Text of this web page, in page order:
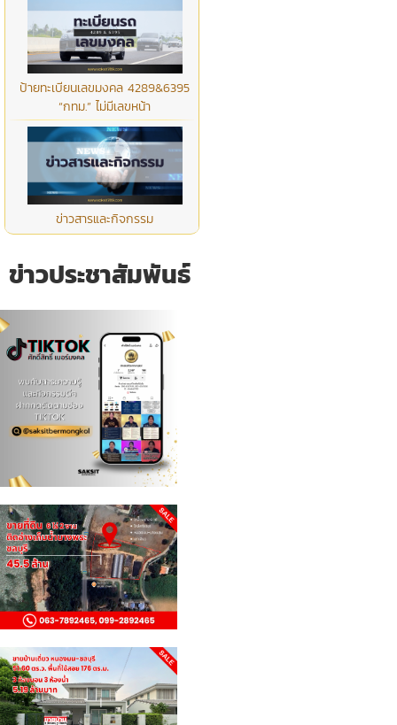
ป้ายทะเบียนเลขมงคล 4289&6395
“กทม.” ไม่มีเลขหน้า
ข่าวสารและกิจกรรม
ข่าวประชาสัมพันธ์